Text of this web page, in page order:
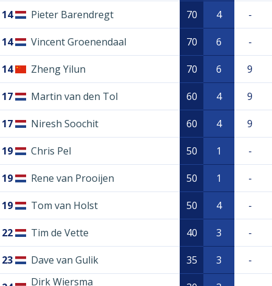
14 Pieter Barendregt 70 4 -
14 Vincent Groenendaal 70 6 -
14 Zheng Yilun 70 6 9
17 Martin van den Tol 60 4 9
17 Niresh Soochit 60 4 9
19 Chris Pel 50 1 -
19 Rene van Prooijen 50 1 -
19 Tom van Holst 50 4 -
22 Tim de Vette 40 3 -
23 Dave van Gulik 35 3 -
Dirk Wiersma